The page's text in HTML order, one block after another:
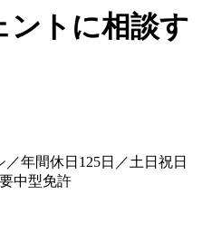
ントに相談す
年間休日125日／土日祝日
中型免許